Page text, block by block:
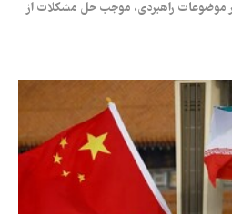
موضوعات راهبردی، موجب حل مشکلات از